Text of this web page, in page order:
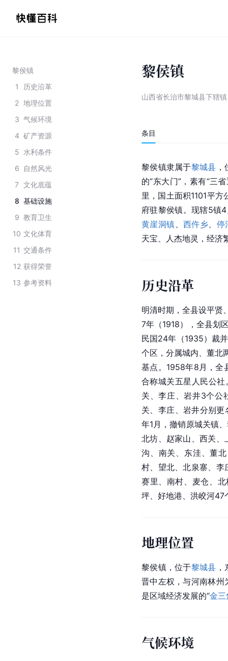
黎侯镇
1
历史沿革
2 地理位置
3 气候环境
4 矿产资源
5 水利条件
6
自然风光
7 文化底蕴
8 基础设施
9 教育卫生
10 文化体育
11 交通条件
12 获得荣誉
13 参考资料
黎侯镇
山西省长治市黎城县下辖镇
条目
黎侯镇隶属于黎城县
的“东大门”，素有“三
里，国土面积1101平
府驻黎侯镇。现辖5镇
黄崖洞镇 、西仵乡
停
天宝、人杰地灵，经济
历史沿革
明清时期，全县设平贤
7年（1918），全县划
民国24年（1935）裁
个区，分属城内、董北
基点。1958年8月，全
合称城关五星人民公社
关、李庄、岩井3个公
关、李庄、岩井分别更
年1月，撤销原城关镇
北坊、赵家山、西关、
沟、南关、东洼、董
村、望北、北泉寨、李
赛里、南村、麦仓、
坪、好地港、洪峧河47
地理位置
黎侯镇，位于黎城县
晋中左权，与河南林州
是区域经济发展的“金三
气候环境